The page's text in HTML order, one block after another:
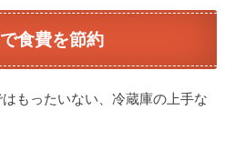
食費を節約
もったいない、冷蔵庫の上手な